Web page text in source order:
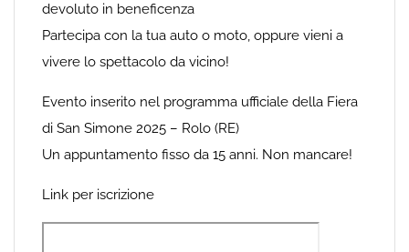
devoluto in beneficenza
Partecipa con la tua auto o moto, oppure vieni a
vivere lo spettacolo da vicino!
Evento inserito nel programma ufficiale della Fiera
di San Simone 2025 – Rolo (RE)
Un appuntamento fisso da 15 anni. Non mancare!
Link per iscrizione